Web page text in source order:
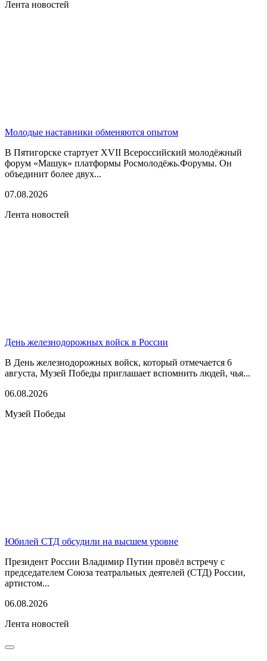
Лента новостей
Молодые наставники обменяются опытом
В Пятигорске стартует XVII Всероссийский молодёжный
форум «Машук» платформы Росмолодёжь.Форумы. Он
объединит более двух...
07.08.2026
Лента новостей
День железнодорожных войск в России
В День железнодорожных войск, который отмечается 6
августа, Музей Победы приглашает вспомнить людей, чья...
06.08.2026
Музей Победы
Юбилей СТД обсудили на высшем уровне
Президент России Владимир Путин провёл встречу с
председателем Союза театральных деятелей (СТД) России,
артистом...
06.08.2026
Лента новостей